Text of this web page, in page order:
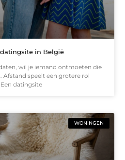
in België
wil je iemand ontmoeten die
speelt een grotere rol
datingsite
WONINGEN